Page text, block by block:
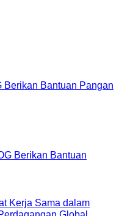
Berikan Bantuan Pangan
Kerja Sama dalam